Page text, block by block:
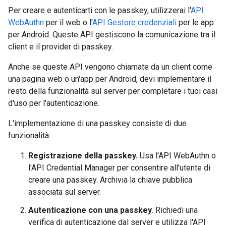
Per creare e autenticarti con le passkey, utilizzerai l'API
WebAuthn per il web o l'API Gestore credenziali per le app
per Android. Queste API gestiscono la comunicazione tra il
client e il provider di passkey.
Anche se queste API vengono chiamate da un client come
una pagina web o un'app per Android, devi implementare il
resto della funzionalità sul server per completare i tuoi casi
d'uso per l'autenticazione.
L'implementazione di una passkey consiste di due
funzionalità:
Registrazione della passkey. Usa l'API WebAuthn o
l'API Credential Manager per consentire all'utente di
creare una passkey. Archivia la chiave pubblica
associata sul server.
Autenticazione con una passkey. Richiedi una
verifica di autenticazione dal server e utilizza l'API